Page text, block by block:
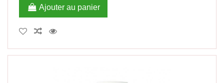
Ajouter au panier